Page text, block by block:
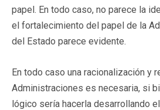
papel. En todo caso, no parece la
el fortalecimiento del papel de la
del Estado parece evidente.
En todo caso una racionalización y
Administraciones es necesaria, si
lógico sería hacerla desarrollando